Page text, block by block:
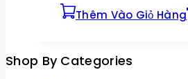
Thêm Vào Giỏ Hàng
Shop By Categories